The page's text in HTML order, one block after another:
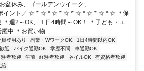
盆休み、ゴールデンウイーク、...
ポイント／ ☆:*:☆:*:☆:*:☆:*:☆:*:☆:*:☆:*:☆ ＊保
＊週2～OK、１日4時間～OK！ ＊子ども・エ
中 ＊お買い物...
員登用あり 副業・WワークOK
1日4時間以内OK
迎 バイク通勤OK 学歴不問
車通勤OK
者歓迎 午前 経験者歓迎 ネイルOK
有資格者歓迎
給